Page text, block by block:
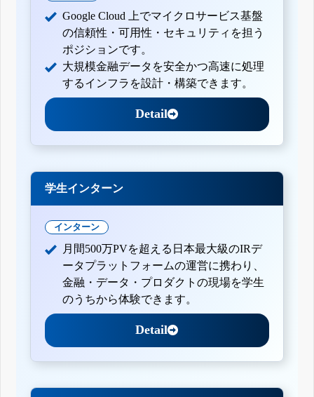
Google Cloud 上でマイクロサービス基盤
の信頼性・可用性・セキュリティを担う
ポジションです。
大規模金融データを安全かつ高速に処理
するインフラを設計・構築できます。
Detail
学生インターン
インターン
月間500万PVを超える日本最大級のIRデ
ータプラットフォームの運営に携わり、
金融・データ・プロダクトの現場を学生
のうちから体験できます。
Detail